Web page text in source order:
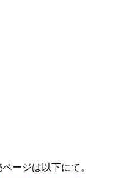
ージは以下にて。